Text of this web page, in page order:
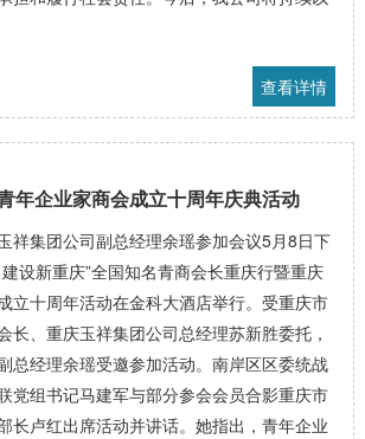
查看详情
年企业家商会成立十周年庆典活动
祥集团公司副总经理余瑶参加会议5月8日下
设新重庆”全国知名青商会长重庆行暨重庆
立十周年活动在金科大酒店举行。受重庆市
长、重庆玉祥集团公司总经理苏新胜委托，
总经理余瑶受邀参加活动。南岸区区委统战
党组书记马建军与部分参会会员合影重庆市
长卢红出席活动并讲话。她指出，青年企业